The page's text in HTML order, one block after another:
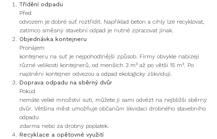
Třídění odpadu
Před
odvozem je dobré suť roztřídit. Například beton a cihly lze recyklovat,
zatímco směsný stavební odpad je nutné zpracovat jinak.
Objednávka kontejneru
Pronájem
kontejneru na suť je nejpohodlnější způsob. Firmy obvykle nabízejí
různé velikosti kontejnerů, od menších 3 m³ až po větší 15 m³. Po
naplnění kontejner odvezou a odpad ekologicky zlikvidují.
Doprava odpadu na sběrný dvůr
Pokud
nemáte velké množství suti, můžete ji sami odvézt na nejbližší sběrný
dvůr. Většina měst umožňuje občanům likvidaci drobného stavebního
odpadu
zdarma nebo za drobný poplatek.
Recyklace a opětovné využití